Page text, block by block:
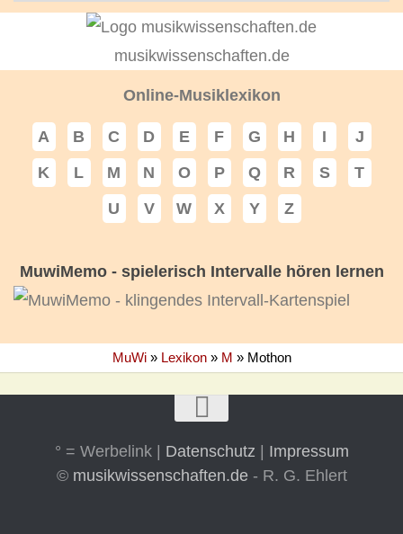
musikwissenschaften.de
Online-Musiklexikon
A B C D E F G H I
J
K
L M N O P Q R S
T
U
V W X Y Z
MuwiMemo - spielerisch Intervalle hören lernen
MuWi» Lexikon» M » Mothon
° = Werbelink | Datenschutz
Impressum
© musikwissenschaften.de- R. G. Ehlert